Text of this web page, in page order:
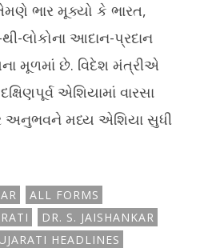
ભાર મૂક્યો કે ભારત,
લોકોના આદાન-પ્રદાન
મૂળમાં છે. વિદેશ મંત્રીએ
એશિયામાં વારસા
અનુભવને મધ્ય એશિયા સુધી
ALL FORMS
DR. S. JAISHANKAR
HEADLINES